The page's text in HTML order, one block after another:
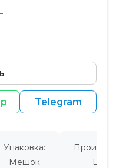
Telegram
Упаковка:
Мешок